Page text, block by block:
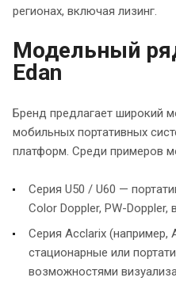
регионах, включая лизинг.
Модельный
Edan
Бренд предлагает широкий
мобильных портативных
платформ. Среди примеров
Серия U50 / U60 —
Color Doppler, PW-
Серия Acclarix (например,
стационарные или
возможностями